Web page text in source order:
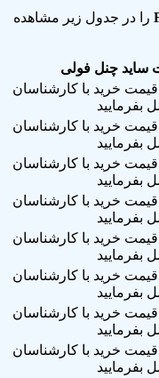
را در جدول زیر مشاهده
ساید چنل فولی
قیمت خرید با کارشناسان
بفرمایید
قیمت خرید با کارشناسان
بفرمایید
قیمت خرید با کارشناسان
بفرمایید
قیمت خرید با کارشناسان
بفرمایید
قیمت خرید با کارشناسان
بفرمایید
قیمت خرید با کارشناسان
بفرمایید
قیمت خرید با کارشناسان
بفرمایید
قیمت خرید با کارشناسان
بفرمایید